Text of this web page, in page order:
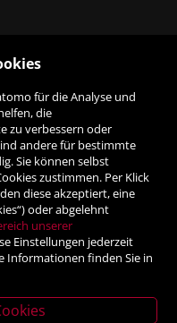
für die Analyse und
die
zu verbessern oder
andere für bestimmte
Sie können selbst
zustimmen. Per Klick
diese akzeptiert, eine
oder abgelehnt
unserer
Einstellungen jederzeit
Informationen finden Sie in